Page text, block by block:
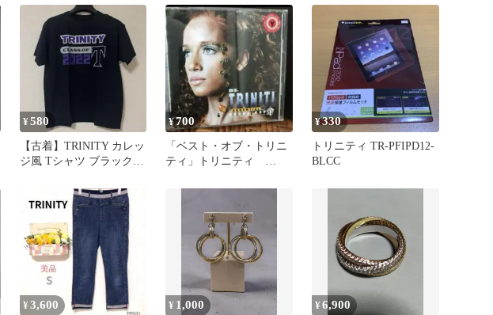
¥580
【古着】TRINITY カレッ
ジ風 Tシャツ ブラック
¥700
「ベスト・オブ・トリニ
ティ」トリニティ
¥330
トリニティ TR-PFIPD12-
BLCC
¥3,600 ¥ 1,000 ¥6,900